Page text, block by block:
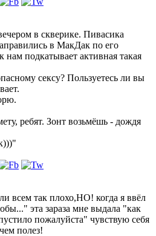
в скверике. Пивасика
в МакДак по его
подкатывает активная такая
сексу? Пользуетесь ли вы
ребят. Зонт возьмёшь - дождя
всем так плохо,НО! когда я ввёл
эта зараза мне выдала "как
пожалуйста" чувствую себя
полез!